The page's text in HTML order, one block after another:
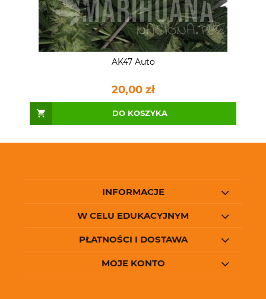
AK47 Auto
20,00 zł
DO KOSZYKA
INFORMACJE
W CELU EDUKACYJNYM
PŁATNOŚCI I DOSTAWA
MOJE KONTO